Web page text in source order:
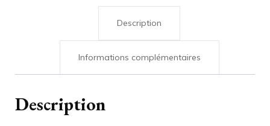
Description
Informations complémentaires
Description